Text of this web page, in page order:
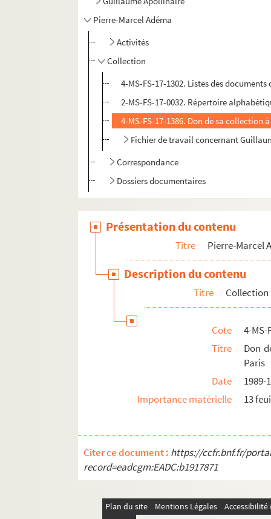
Pierre-Marcel Adéma
Activités
Collection
4-MS-FS-17-1302. Listes des
2-MS-FS-17-0032. Répertoire
4-MS-FS-17-1386. Don de sa
Fichier de travail concernant
Correspondance
Dossiers documentaires
Présentation du contenu
Titre Pierre-Marcel
Description du contenu
Titre Collection
Cote
4-MS-
Titre
Don
Paris
Date
1989-
Importance matérielle
13
Citer ce document : https://ccfr.bnf.fr/
record=eadcgm:EADC:b1917871
Plan du site Mentions Légales